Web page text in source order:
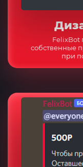
FelixBot
собственные
при